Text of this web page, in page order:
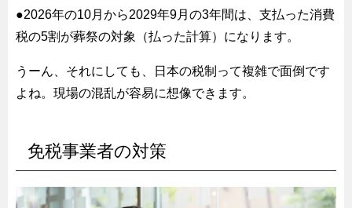
●2026年の10月から2029年9月の3年間は、支払った消費
税の5割が葬祭の対象（払った計算）になります。
うーん、それにしても、日本の税制って複雑で面倒です
よね。現場の混乱が容易に想像できます。
免税事業者の対策